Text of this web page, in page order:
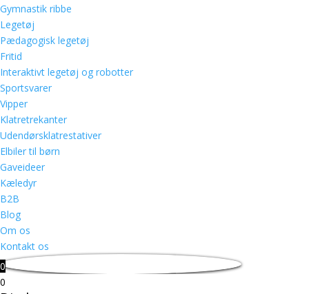
Gymnastik ribbe
Legetøj
Pædagogisk legetøj
Fritid
Interaktivt legetøj og robotter
Sportsvarer
Vipper
Klatretrekanter
Udendørsklatrestativer
Elbiler til børn
Gaveideer
Kæledyr
B2B
Blog
Om os
Kontakt os
0
0